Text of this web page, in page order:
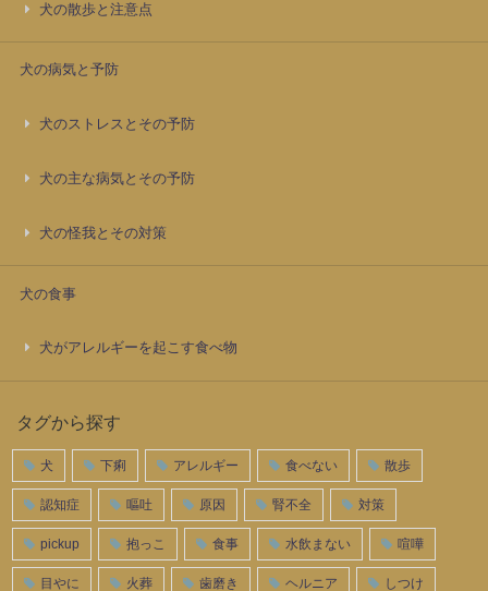
犬の散歩と注意点
犬の病気と予防
犬のストレスとその予防
犬の主な病気とその予防
犬の怪我とその対策
犬の食事
犬がアレルギーを起こす食べ物
タグから探す
犬 下痢 アレルギー 食べない 散歩
認知症 嘔吐 原因 腎不全 対策
pickup 抱っこ 食事 水飲まない 喧嘩
目やに 火葬 歯磨き ヘルニア しつけ